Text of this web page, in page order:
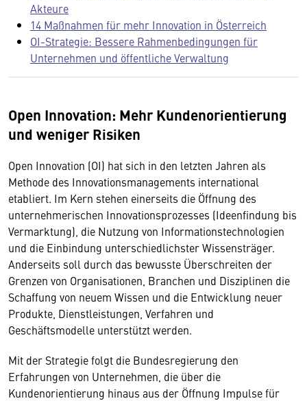
Akteure
14 Maßnahmen für mehr Innovation in Österreich
OI-Strategie: Bessere Rahmenbedingungen für
Unternehmen und öffentliche Verwaltung
Open Innovation: Mehr Kundenorientierung
und weniger Risiken
Open Innovation (OI) hat sich in den letzten Jahren als
Methode des Innovationsmanagements international
etabliert. Im Kern stehen einerseits die Öffnung des
unternehmerischen Innovationsprozesses (Ideenfindung bis
Vermarktung), die Nutzung von Informationstechnologien
und die Einbindung unterschiedlichster Wissensträger.
Anderseits soll durch das bewusste Überschreiten der
Grenzen von Organisationen, Branchen und Disziplinen die
Schaffung von neuem Wissen und die Entwicklung neuer
Produkte, Dienstleistungen, Verfahren und
Geschäftsmodelle unterstützt werden.
Mit der Strategie folgt die Bundesregierung den
Erfahrungen von Unternehmen, die über die
Kundenorientierung hinaus aus der Öffnung Impulse für